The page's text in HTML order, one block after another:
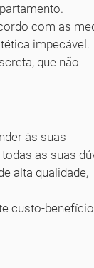
com as
impecável.
que não
às suas
as suas
alta qualidade,
custo-